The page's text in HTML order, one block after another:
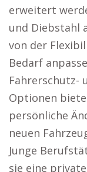
erweitert
und Diebstahl
von der
Bedarf
Fahrerschutz-
Optionen
persönliche
neuen
Junge
sie eine